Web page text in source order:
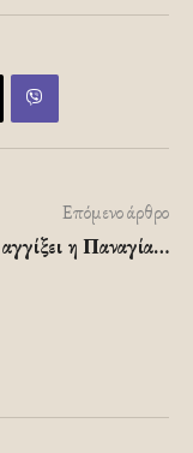
Επόμενο άρθρο
η Παναγία…